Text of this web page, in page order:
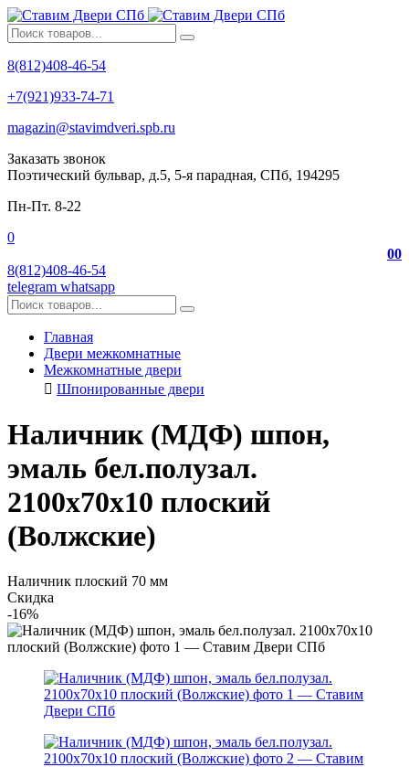
8(812)408-46-54
+7(921)933-74-71
magazin@stavimdveri.spb.ru
Заказать звонок
Поэтический бульвар, д.5, 5-я парадная, СПб, 194295
Пн-Пт. 8-22
0
00
8(812)408-46-54
telegram whatsapp
Главная
Двери межкомнатные
Межкомнатные двери
Шпонированные двери
Наличник (МДФ) шпон,
эмаль бел.полузал.
2100х70х10 плоский
(Волжские)
Наличник плоский 70 мм
Скидка
-16%